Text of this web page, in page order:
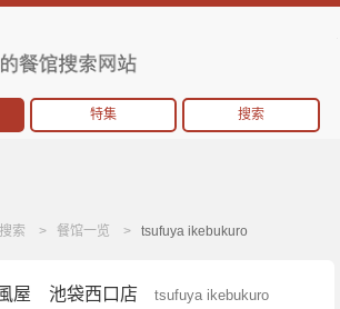
特集 搜索
索 餐馆一览 tsufuya ikebukuro
屋 池袋西口店 tsufuya ikebukuro